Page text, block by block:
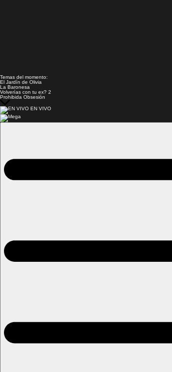
Temas del momento:
El Jardín de Olivia
La Baronesa
Volverías con tu ex? 2
Prohibida Obsesión
EN VIVO